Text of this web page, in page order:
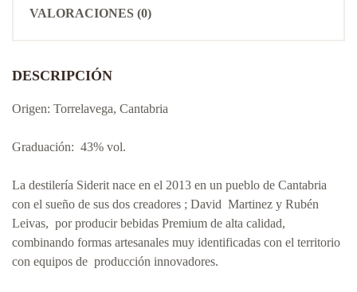
VALORACIONES (0)
DESCRIPCIÓN
Origen: Torrelavega, Cantabria
Graduación: 43% vol.
La destilería Siderit nace en el 2013 en un pueblo de Cantabria
con el sueño de sus dos creadores ; David Martinez y Rubén
Leivas, por producir bebidas Premium de alta calidad,
combinando formas artesanales muy identificadas con el territorio
con equipos de producción innovadores.